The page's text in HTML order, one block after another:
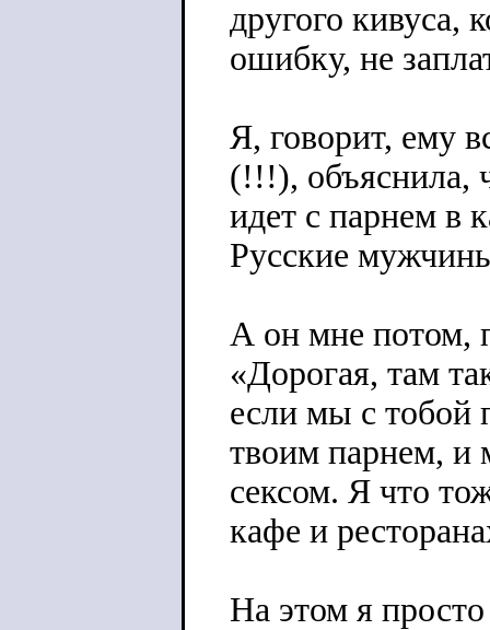
другого кивуса,
ошибку, не
Я, говорит, ему
(!!!), объяснила,
идет с парнем в
Русские
А он мне потом,
«Дорогая, там
если мы с тобой
твоим парнем, и
сексом. Я что
кафе и
На этом я